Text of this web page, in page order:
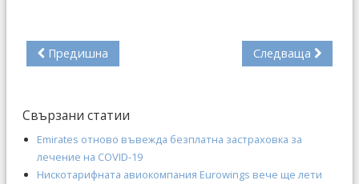
Предишна Следваща
Свързани статии
Emirates отново въвежда безплатна застраховка за
лечение на COVID-19
Нискотарифната авиокомпания Eurowings вече ще лети